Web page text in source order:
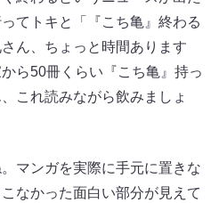
てトキと「『こち亀』終わる
ん、ちょっと時間あります
ら50冊くらい『こち亀』持っ
これ読みながら飲みましょ
マンガを実際に手元に置きな
なかった面白い部分が見えて